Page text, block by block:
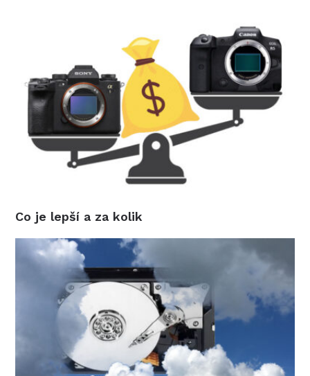
Co je lepší a za kolik